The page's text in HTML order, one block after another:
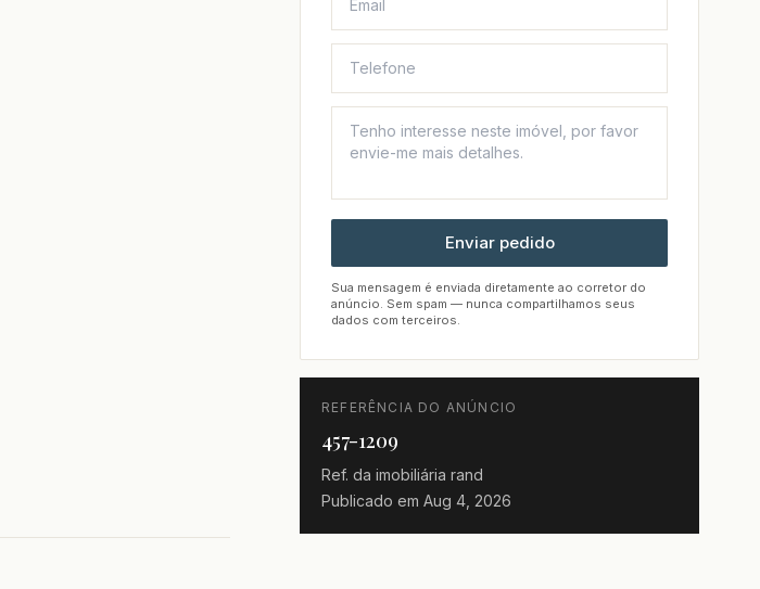
Enviar pedido
Sua mensagem é enviada diretamente ao corretor do
anúncio. Sem spam — nunca compartilhamos seus
dados com terceiros.
REFERÊNCIA DO ANÚNCIO
457-1209
Ref. da imobiliária rand
Publicado em Aug 4, 2026